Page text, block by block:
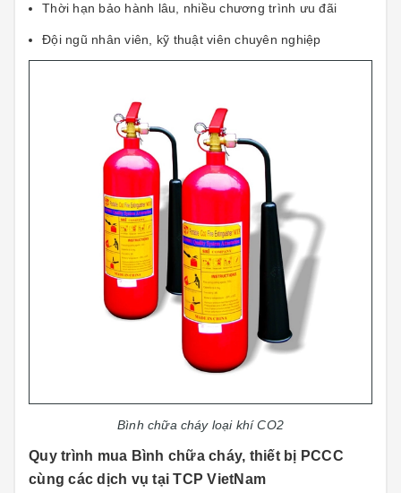
Thời hạn bảo hành lâu, nhiều chương trình ưu đãi
Đội ngũ nhân viên, kỹ thuật viên chuyên nghiệp
Bình chữa cháy loại khí CO2
Quy trình mua Bình chữa cháy, thiết bị PCCC
cùng các dịch vụ tại TCP VietNam